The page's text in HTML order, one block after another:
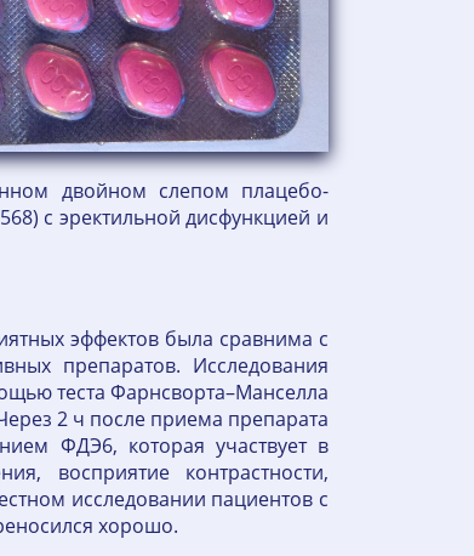
двойном слепом плацебо-
с эректильной дисфункцией и
эффектов была сравнима с
препаратов. Исследования
теста Фарнсворта–Манселла
2 ч после приема препарата
ФДЭ6, которая участвует в
восприятие контрастности,
исследовании пациентов с
хорошо.